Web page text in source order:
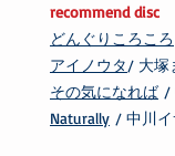
recommend disc
どんぐりころころ
アイノウタ/ 大塚
その気になれば/
Naturally / 中川イ